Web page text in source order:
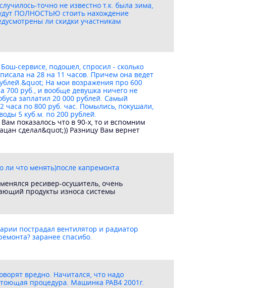
точно не известно т.к. была зима,
ПОЛНОСТЬЮ стоить нахождение
ли скидки участникам
сервисе, подошел, спросил - сколько
на 28 на 11 часов. Причем она ведет
На мои возражения про 600
700 руб., и вообще девушка ничего не
заплатил 20 000 рублей. Самый
по 800 руб. час. Помылись, покушали,
5 куб.м. по 200 рублей.
показалось что в 90-х, то и вспомним
сделал&quot;)) Разницу Вам вернет
ли что менять)после капремонта
ресивер-осушитель, очень
продукты износа системы
пострадал вентилятор и радиатор
заранее спасибо.
вредно. Начитался, что надо
процедура. Машинка РАВ4 2001г.